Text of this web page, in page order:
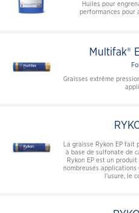
Huiles pour
performances pour
Multifak®
Graisses extrême
La graisse Rykon EP
à base de sulfonate de
Rykon EP est un
nombreuses
l'usure, le